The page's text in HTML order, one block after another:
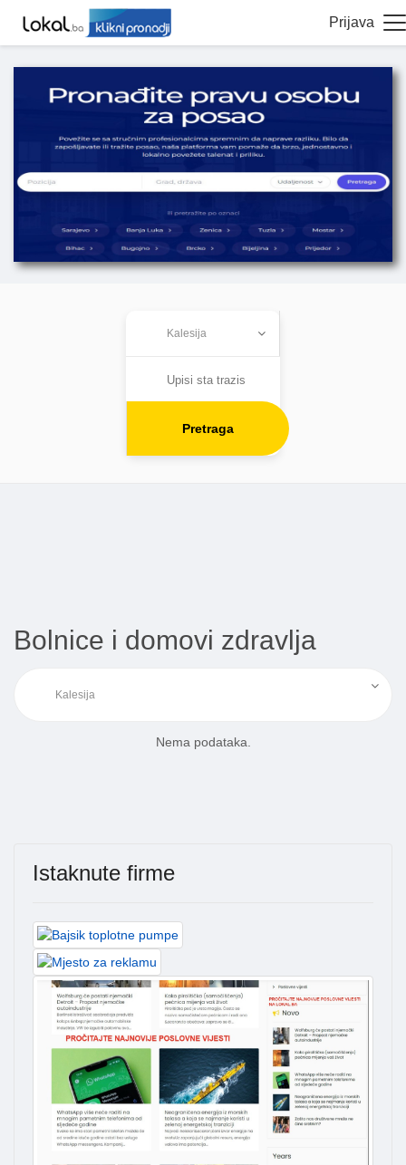
Prijava
Pretraga
Bolnice i domovi zdravlja
Nema podataka.
Istaknute firme